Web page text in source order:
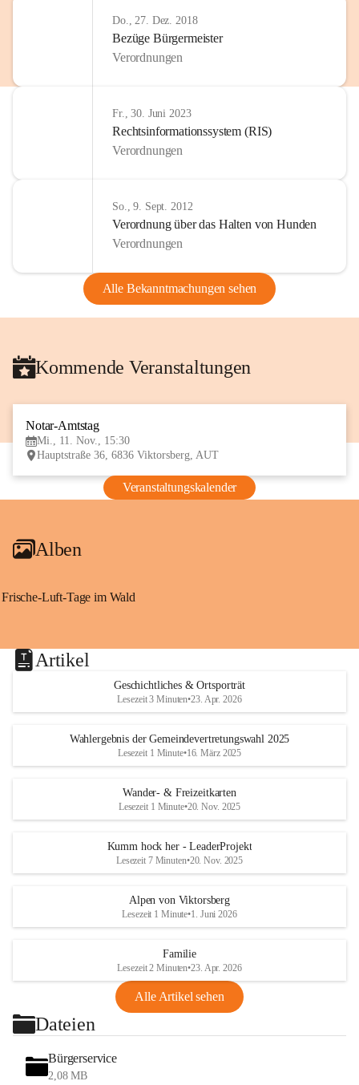
Do., 27. Dez. 2018
Bezüge Bürgermeister
Verordnungen
Fr., 30. Juni 2023
Rechtsinformationssystem (RIS)
Verordnungen
So., 9. Sept. 2012
Verordnung über das Halten von Hunden
Verordnungen
Alle Bekanntmachungen sehen
Kommende Veranstaltungen
Notar-Amtstag
Mi., 11. Nov., 15:30
Hauptstraße 36, 6836 Viktorsberg, AUT
Veranstaltungskalender
Alben
Frische-Luft-Tage im Wald
Artikel
Geschichtliches & Ortsporträt
Lesezeit 3 Minuten•23. Apr. 2026
Wahlergebnis der Gemeindevertretungswahl 2025
Lesezeit 1 Minute•16. März 2025
Wander- & Freizeitkarten
Lesezeit 1 Minute•20. Nov. 2025
Kumm hock her - LeaderProjekt
Lesezeit 7 Minuten•20. Nov. 2025
Alpen von Viktorsberg
Lesezeit 1 Minute•1. Juni 2026
Familie
Lesezeit 2 Minuten•23. Apr. 2026
Alle Artikel sehen
Dateien
Bürgerservice
2,08 MB